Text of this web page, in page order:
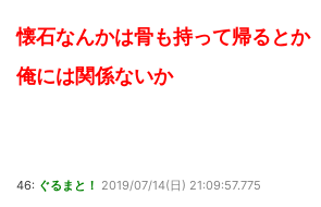
懐石なんかは骨も持って帰るとか
俺には関係ないか
46: ぐるまと！ 2019/07/14(日) 21:09:57.775